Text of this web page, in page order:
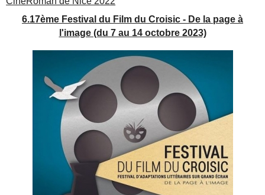
6.17ème Festival du Film du Croisic - De la page à
l'image (du 7 au 14 octobre 2023)